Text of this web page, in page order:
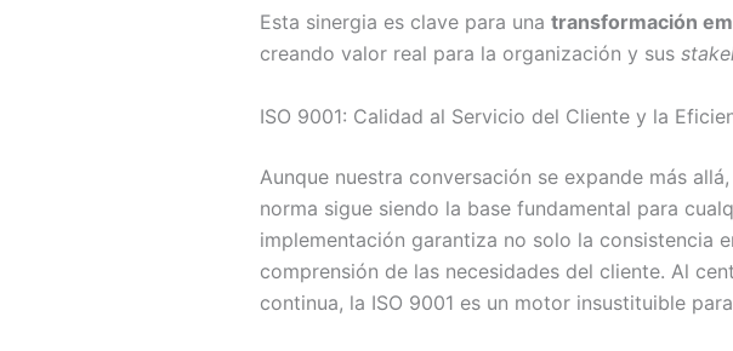
Esta sinergia es clave para una transformación
creando valor real para la organización y sus
ISO 9001: Calidad al Servicio del Cliente y la
Aunque nuestra conversación se expande más
norma sigue siendo la base fundamental para
implementación garantiza no solo la consistencia
comprensión de las necesidades del cliente. Al
continua, la ISO 9001 es un motor insustituible